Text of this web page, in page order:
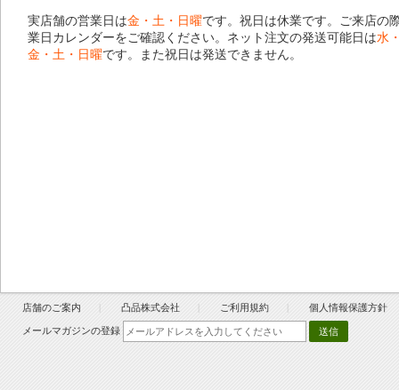
実店舗の営業日は金・土・日曜です。祝日は休業です。ご来店の
業日カレンダーをご確認ください。ネット注文の発送可能日は水
金・土・日曜です。また祝日は発送できません。
店舗のご案内 凸品株式会社 ご利用規約 個人情報保護方針
メールマガジンの登録 送信